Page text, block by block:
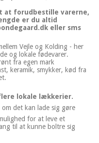
at forudbestille varerne,
er du altid
eller sms
Vejle og Kolding - her
og lokale fødevarer.
fra egen mark
keramik, smykker, kød fra
lokale lækkerier.
det kan lade sig gøre
for at leve et
til at kunne boltre sig